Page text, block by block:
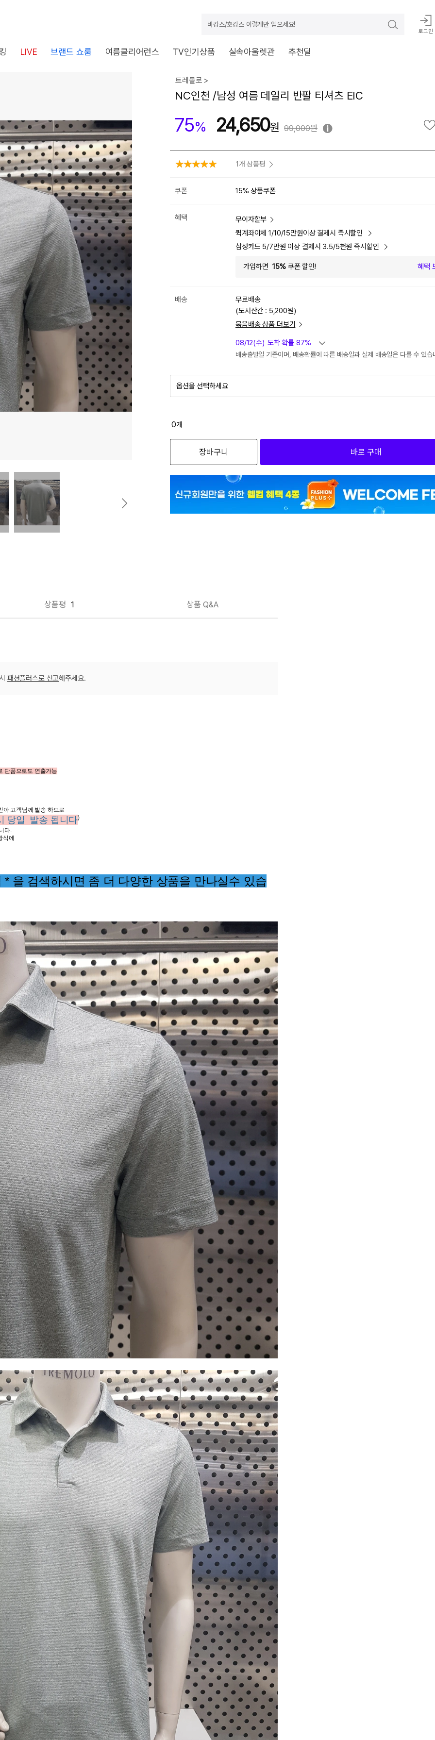
바캉스/호캉스 이렇게만 입으세요!
로그인
LIVE 브랜드 쇼룸 여름클리어런스 TV인기상품 실속아울렛관 추천딜
가능 쿠폰
전체 다운로드
상품이에요
떠세요?
쇼핑 계속하기 장바구니 가기
트레몰로 >
NC인천 /남성 여름 데일리 반팔 티셔츠 EIC
75% 24,650 99,000원
1개 상품평
쿠폰 15% 상품쿠폰
혜택
무이자할부
퀵계좌이체 1/10/15만원이상 결제시 즉시할인
삼성카드 5/7만원 이상 결제시 3.5/5천원 즉시할인
가입하면 15%쿠폰 할인! 혜택
배송
무료배송
(도서산간 : 5,200원)
묶음배송 상품 더보기
08/12(수) 도착 확률 87%
배송출발일 기준이며, 배송확률에 따른 배송일과 실제 배송일은 다를 수 있습
옵션을 선택하세요
페일카키 100
0개
장바구니 바로 구매
상품평 1 상품 Q&A